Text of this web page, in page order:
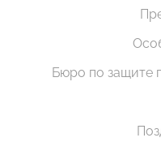
Бюро по защите